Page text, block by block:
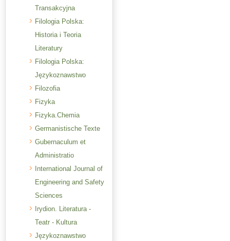
Transakcyjna
Filologia Polska:
Historia i Teoria
Literatury
Filologia Polska:
Językoznawstwo
Filozofia
Fizyka
Fizyka.Chemia
Germanistische Texte
Gubernaculum et
Administratio
International Journal of
Engineering and Safety
Sciences
Irydion. Literatura -
Teatr - Kultura
Językoznawstwo